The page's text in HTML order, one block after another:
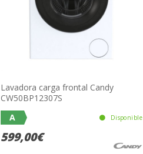
Lavadora carga frontal Candy
CW50BP12307S
A
Disponible
599,00€